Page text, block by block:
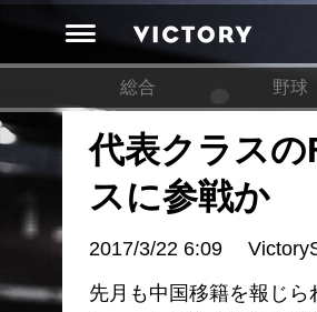
総合 野球
代表クラス
スに参戦か
2017/3/22 6:09
先月も中国移籍を報じ